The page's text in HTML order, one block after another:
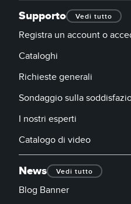
Supporto Vedi tutto
Registra un account o
Cataloghi
Richieste generali
Sondaggio sulla
I nostri esperti
Catalogo di video
News Vedi tutto
Blog Banner